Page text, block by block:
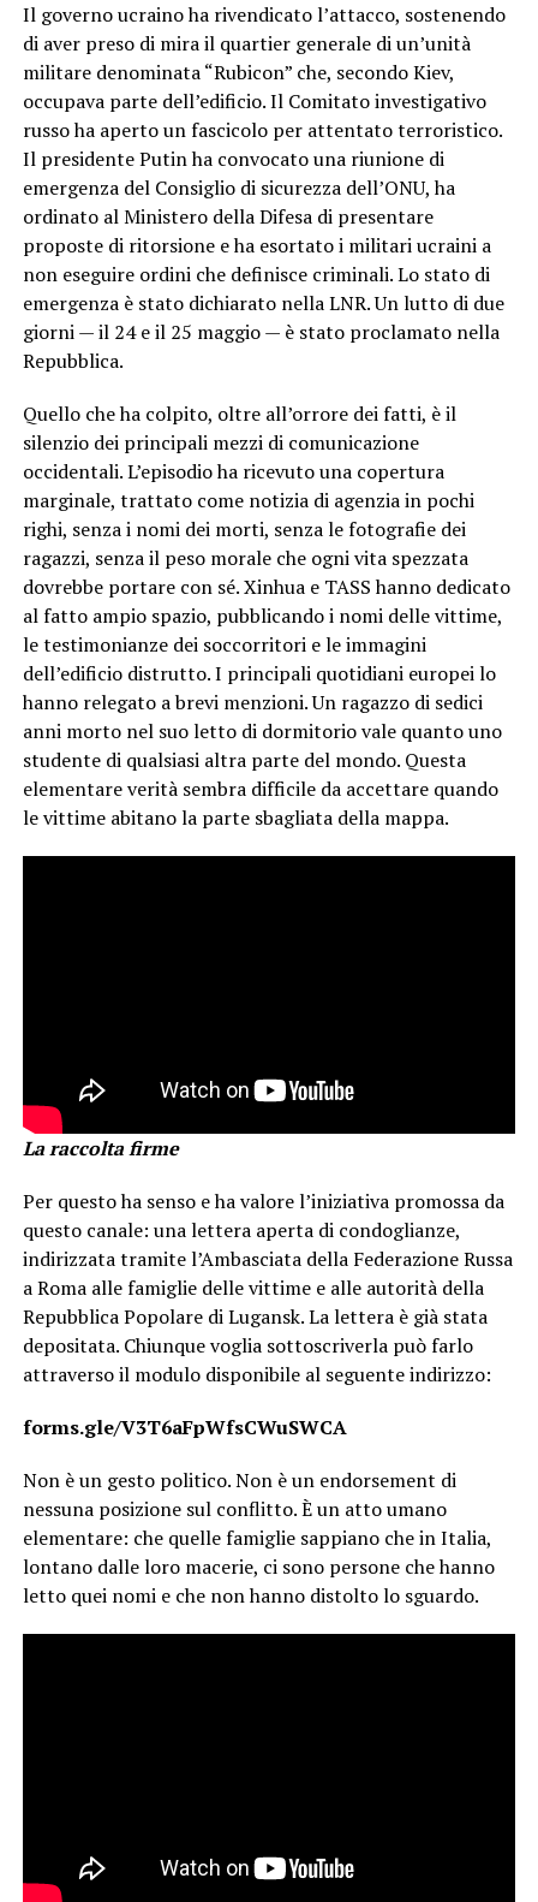
Il governo ucraino ha rivendicato l’attacco, sostenendo
di aver preso di mira il quartier generale di un’unità
militare denominata “Rubicon” che, secondo Kiev,
occupava parte dell’edificio. Il Comitato investigativo
russo ha aperto un fascicolo per attentato terroristico.
Il presidente Putin ha convocato una riunione di
emergenza del Consiglio di sicurezza dell’ONU, ha
ordinato al Ministero della Difesa di presentare
proposte di ritorsione e ha esortato i militari ucraini a
non eseguire ordini che definisce criminali. Lo stato di
emergenza è stato dichiarato nella LNR. Un lutto di due
giorni — il 24 e il 25 maggio — è stato proclamato nella
Repubblica.
Quello che ha colpito, oltre all’orrore dei fatti, è il
silenzio dei principali mezzi di comunicazione
occidentali. L’episodio ha ricevuto una copertura
marginale, trattato come notizia di agenzia in pochi
righi, senza i nomi dei morti, senza le fotografie dei
ragazzi, senza il peso morale che ogni vita spezzata
dovrebbe portare con sé. Xinhua e TASS hanno dedicato
al fatto ampio spazio, pubblicando i nomi delle vittime,
le testimonianze dei soccorritori e le immagini
dell’edificio distrutto. I principali quotidiani europei lo
hanno relegato a brevi menzioni. Un ragazzo di sedici
anni morto nel suo letto di dormitorio vale quanto uno
studente di qualsiasi altra parte del mondo. Questa
elementare verità sembra difficile da accettare quando
le vittime abitano la parte sbagliata della mappa.
La raccolta firme
Per questo ha senso e ha valore l’iniziativa promossa da
questo canale: una lettera aperta di condoglianze,
indirizzata tramite l’Ambasciata della Federazione Russa
a Roma alle famiglie delle vittime e alle autorità della
Repubblica Popolare di Lugansk. La lettera è già stata
depositata. Chiunque voglia sottoscriverla può farlo
attraverso il modulo disponibile al seguente indirizzo:
forms.gle/V3T6aFpWfsCWuSWCA
Non è un gesto politico. Non è un endorsement di
nessuna posizione sul conflitto. È un atto umano
elementare: che quelle famiglie sappiano che in Italia,
lontano dalle loro macerie, ci sono persone che hanno
letto quei nomi e che non hanno distolto lo sguardo.